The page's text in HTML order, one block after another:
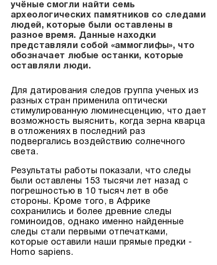
учёные смогли найти семь
археологических памятников со следами
людей, которые были оставлены в
разное время. Данные находки
представляли собой «аммоглифы», что
обозначает любые останки, которые
оставляли люди.
Для датирования следов группа ученых из
разных стран применила оптически
стимулированную люминесценцию, что дает
возможность выяснить, когда зерна кварца
в отложениях в последний раз
подвергались воздействию солнечного
света.
Результаты работы показали, что следы
были оставлены 153 тысячи лет назад с
погрешностью в 10 тысяч лет в обе
стороны. Кроме того, в Африке
сохранились и более древние следы
гоминоидов, однако именно найденные
следы стали первыми отпечатками,
которые оставили наши прямые предки -
Homo sapiens.